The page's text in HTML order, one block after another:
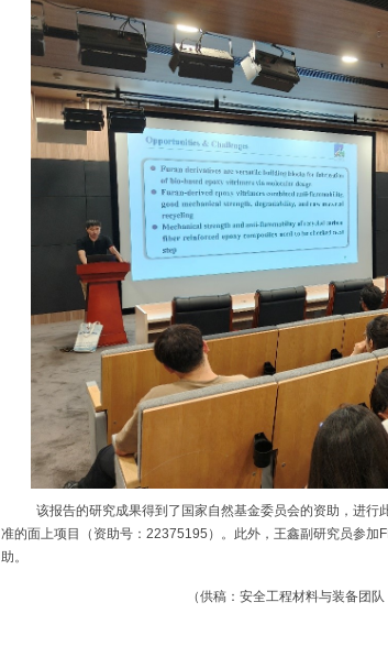
该报告的研究成果得到了国家自然基金委员会的资助，进
准的面上项目（资助号： 22375195 ）。此外，王鑫副研究员参加
助。
（供稿：安全工程材料与装备团